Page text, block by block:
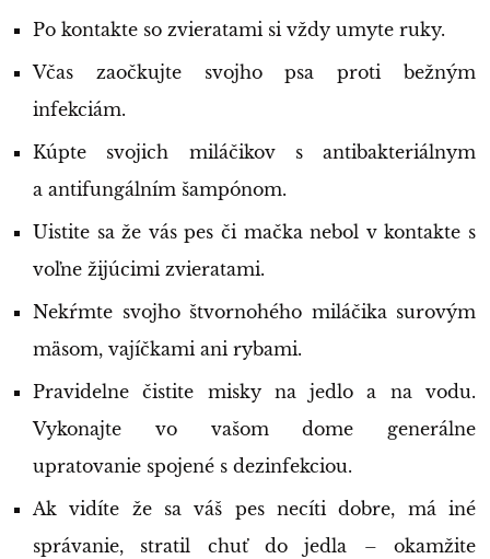
Po kontakte so zvieratami si vždy umyte ruky.
Včas zaočkujte svojho psa proti bežným
infekciám.
Kúpte svojich miláčikov s antibakteriálnym
a antifungálním šampónom.
Uistite sa že vás pes či mačka nebol v kontakte s
voľne žijúcimi zvieratami.
Nekŕmte svojho štvornohého miláčika surovým
mäsom, vajíčkami ani rybami.
Pravidelne čistite misky na jedlo a na vodu.
Vykonajte vo vašom dome generálne
upratovanie spojené s dezinfekciou.
Ak vidíte že sa váš pes necíti dobre, má iné
správanie, stratil chuť do jedla – okamžite